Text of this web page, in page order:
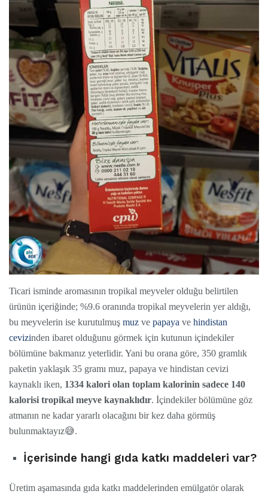
Ticari isminde aromasının tropikal meyveler olduğu belirtilen
ürünün içeriğinde; %9.6 oranında tropikal meyvelerin yer aldığı,
bu meyvelerin ise kurutulmuş muz ve papaya ve hindistan
cevizinden ibaret olduğunu görmek için kutunun içindekiler
bölümüne bakmanız yeterlidir. Yani bu orana göre, 350 gramlık
paketin yaklaşık 35 gramı muz, papaya ve hindistan cevizi
kaynaklı iken, 1334 kalori olan toplam kalorinin sadece 140
kalorisi tropikal meyve kaynaklıdır. İçindekiler bölümüne göz
atmanın ne kadar yararlı olacağını bir kez daha görmüş
bulunmaktayız😅.
İçerisinde hangi gıda katkı maddeleri var?
Üretim aşamasında gıda katkı maddelerinden emülgatör olarak